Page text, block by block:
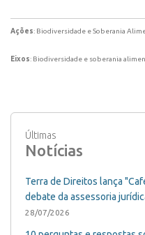
Ações: Biodiversidade e Soberania
Eixos: Biodiversidade e soberania
Últimas
Notícias
Terra de Direitos lança
debate da assessoria
28/07/2026